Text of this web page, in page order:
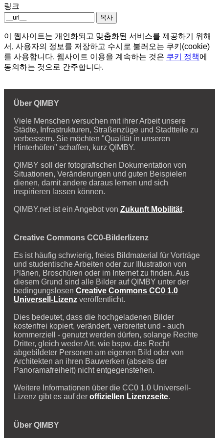
링크
복사
이 웹사이트는 개인화되고 맞춤화된 서비스를 제공하기 위해
서, 사용자의 정보를 저장하고 수시로 불러오는 쿠키(cookie)
를 사용합니다. 웹사이트 이용을 계속하는 것은 쿠키 정책에
동의하는 것으로 간주합니다.
Über QIMBY
Viele Menschen versuchen mit ihrer Arbeit unsere
Städte, Infrastrukturen, Straßenzüge und Stadtteile zu
verbessern. Sie möchten "Qualität in unseren
Hinterhöfen" schaffen, kurz QIMBY.
QIMBY soll der fotografischen Dokumentation von
Situationen, Veränderungen und guten Beispielen
dienen, damit andere daraus lernen und sich
inspirieren lassen können.
QIMBY.net ist ein Angebot von Zukunft Mobilität.
Creative Commons CC0-Bilderlizenz
Es ist häufig schwierig, freies Bildmaterial für Vorträge
und studentische Arbeiten oder zur Illustration von
Plänen, Broschüren oder im Internet zu finden. Aus
diesem Grund sind alle Bilder auf QIMBY unter der
bedingungslosen Creative Commons CC0 1.0
Universell-Lizenz veröffentlicht.
Dies bedeutet, dass die hochgeladenen Bilder
kostenfrei kopiert, verändert, verbreitet und - auch
kommerziell - genutzt werden dürfen, solange Rechte
Dritter, gleich weder Art, wie bspw. das Recht
abgebildeter Personen am eigenen Bild oder von
Architekten an ihren Bauwerken (abseits der
Panoramafreiheit) nicht entgegenstehen.
Weitere Informationen über die CC0 1.0 Universell-
Lizenz gibt es auf der offiziellen Lizenzseite.
Über QIMBY